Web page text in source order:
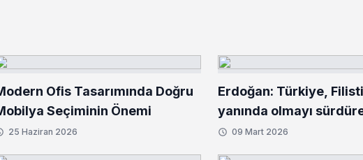
Ofis Tasarımında Doğru
Seçiminin Önemi
25 Haziran 2026
Erdoğan: Türkiye,
yanında olmayı
09 Mart 2026